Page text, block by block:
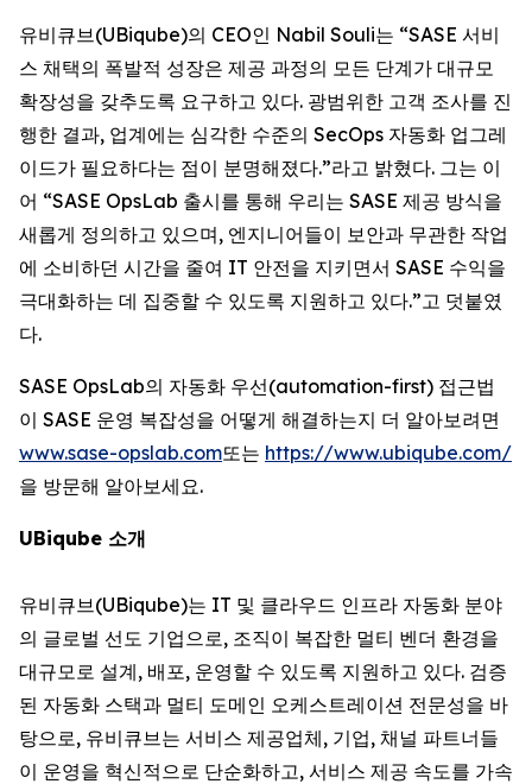
유비큐브(UBiqube)의 CEO인 Nabil Souli는 “SASE 서비
스 채택의 폭발적 성장은 제공 과정의 모든 단계가 대규모
확장성을 갖추도록 요구하고 있다. 광범위한 고객 조사를 진
행한 결과, 업계에는 심각한 수준의 SecOps 자동화 업그레
이드가 필요하다는 점이 분명해졌다.”라고 밝혔다. 그는 이
어 “SASE OpsLab 출시를 통해 우리는 SASE 제공 방식을
새롭게 정의하고 있으며, 엔지니어들이 보안과 무관한 작업
에 소비하던 시간을 줄여 IT 안전을 지키면서 SASE 수익을
극대화하는 데 집중할 수 있도록 지원하고 있다.”고 덧붙였
다.
SASE OpsLab의 자동화 우선(automation-first) 접근법
이 SASE 운영 복잡성을 어떻게 해결하는지 더 알아보려면
www.sase-opslab.com또는 https://www.ubiqube.com/
을 방문해 알아보세요.
UBiqube 소개
유비큐브(UBiqube)는 IT 및 클라우드 인프라 자동화 분야
의 글로벌 선도 기업으로, 조직이 복잡한 멀티 벤더 환경을
대규모로 설계, 배포, 운영할 수 있도록 지원하고 있다. 검증
된 자동화 스택과 멀티 도메인 오케스트레이션 전문성을 바
탕으로, 유비큐브는 서비스 제공업체, 기업, 채널 파트너들
이 운영을 혁신적으로 단순화하고, 서비스 제공 속도를 가속